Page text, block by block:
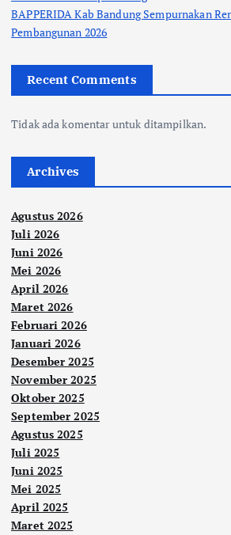
BAPPERIDA Kab Bandung Sempurnakan
Pembangunan 2026
Recent Comments
Tidak ada komentar untuk ditampilkan.
Archives
Agustus 2026
Juli 2026
Juni 2026
Mei 2026
April 2026
Maret 2026
Februari 2026
Januari 2026
Desember 2025
November 2025
Oktober 2025
September 2025
Agustus 2025
Juli 2025
Juni 2025
Mei 2025
April 2025
Maret 2025